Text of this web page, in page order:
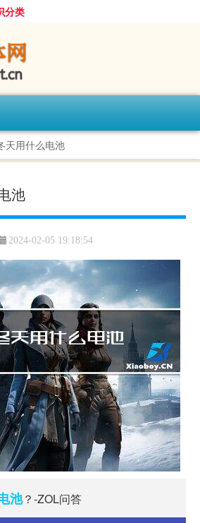
分类
天用什么电池
池
2024-02-05 19:18:54
池？-ZOL问答